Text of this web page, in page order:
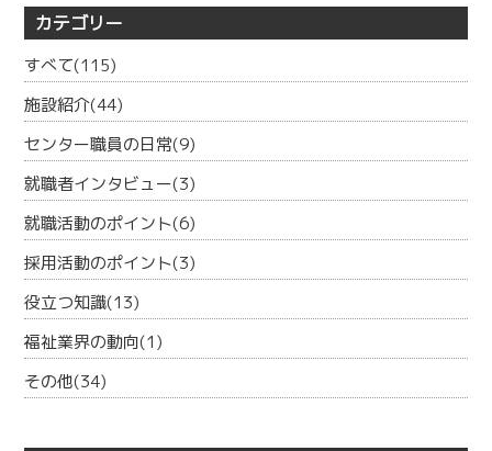
カテゴリー
すべて(115)
施設紹介(44)
センター職員の日常(9)
就職者インタビュー(3)
就職活動のポイント(6)
採用活動のポイント(3)
役立つ知識(13)
福祉業界の動向(1)
その他(34)